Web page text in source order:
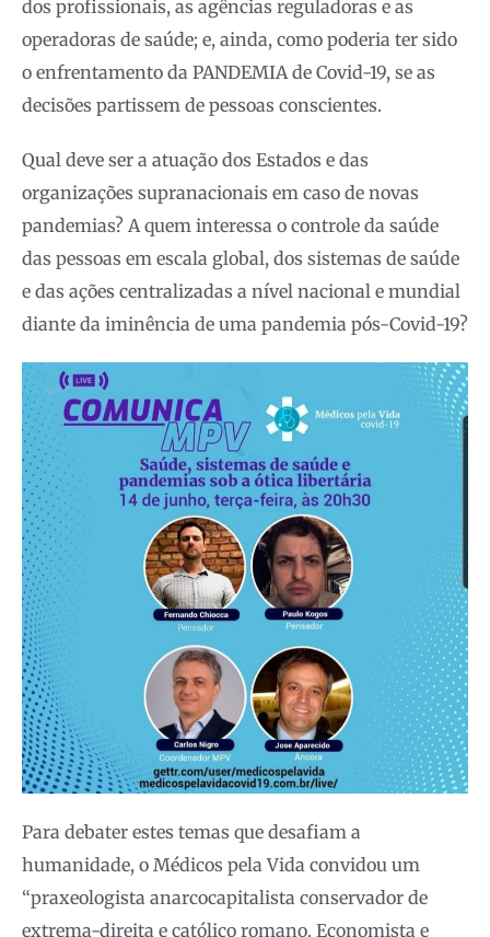
dos profissionais, as agências reguladoras e as
operadoras de saúde; e, ainda, como poderia ter sido
o enfrentamento da PANDEMIA de Covid-19, se as
decisões partissem de pessoas conscientes.
Qual deve ser a atuação dos Estados e das
organizações supranacionais em caso de novas
pandemias? A quem interessa o controle da saúde
das pessoas em escala global, dos sistemas de saúde
e das ações centralizadas a nível nacional e mundial
diante da iminência de uma pandemia pós-Covid-19?
Para debater estes temas que desafiam a
humanidade, o Médicos pela Vida convidou um
“praxeologista anarcocapitalista conservador de
extrema-direita e católico romano. Economista e